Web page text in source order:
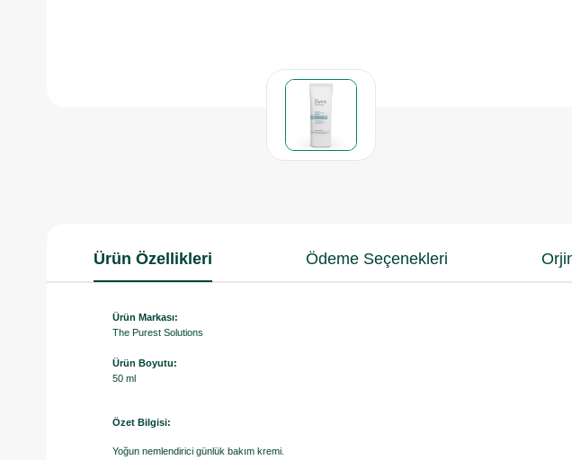
Ürün Özellikleri Ödeme Seçenekleri
Ürün Markası:
The Purest Solutions
Ürün Boyutu:
50 ml
Özet Bilgisi:
Yoğun nemlendirici günlük bakım kremi.